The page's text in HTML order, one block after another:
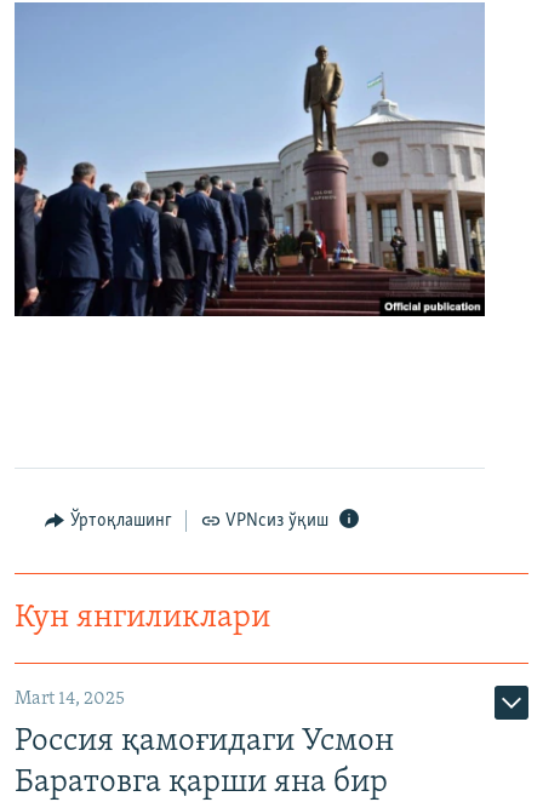
Ўртоқлашинг VPNсиз ўқиш
Кун янгиликлари
Mart 14, 2025
Россия қамоғидаги Усмон
Баратовга қарши яна бир